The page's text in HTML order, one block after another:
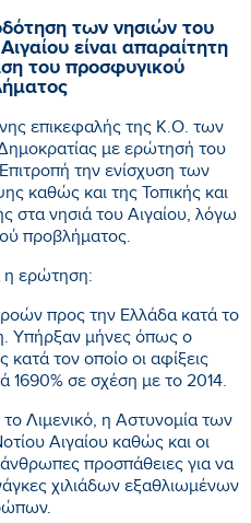
των νησιών του
είναι απαραίτητη
του προσφυγικού
επικεφαλής της Κ.Ο. των
με ερώτησή του
την ενίσχυση των
καθώς και της Τοπικής και
στα νησιά του Αιγαίου, λόγω
προβλήματος.
η ερώτηση:
προς την Ελλάδα κατά το
Υπήρξαν μήνες όπως ο
τον οποίο οι αφίξεις
σε σχέση με το 2014.
το Λιμενικό, η Αστυνομία των
Αιγαίου καθώς και οι
προσπάθειες για να
χιλιάδων εξαθλιωμένων